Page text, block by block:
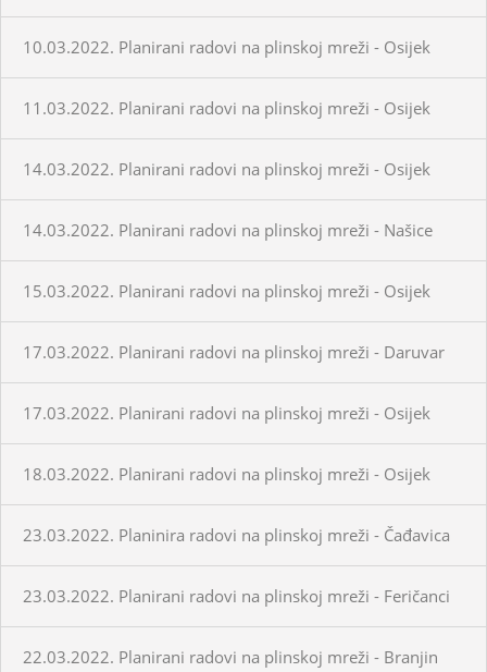
10.03.2022. Planirani radovi na plinskoj mreži - Osijek
11.03.2022. Planirani radovi na plinskoj mreži - Osijek
14.03.2022. Planirani radovi na plinskoj mreži - Osijek
14.03.2022. Planirani radovi na plinskoj mreži - Našice
15.03.2022. Planirani radovi na plinskoj mreži - Osijek
17.03.2022. Planirani radovi na plinskoj mreži - Daruvar
17.03.2022. Planirani radovi na plinskoj mreži - Osijek
18.03.2022. Planirani radovi na plinskoj mreži - Osijek
23.03.2022. Planinira radovi na plinskoj mreži - Čađavica
23.03.2022. Planirani radovi na plinskoj mreži - Feričanci
22.03.2022. Planirani radovi na plinskoj mreži - Branjin